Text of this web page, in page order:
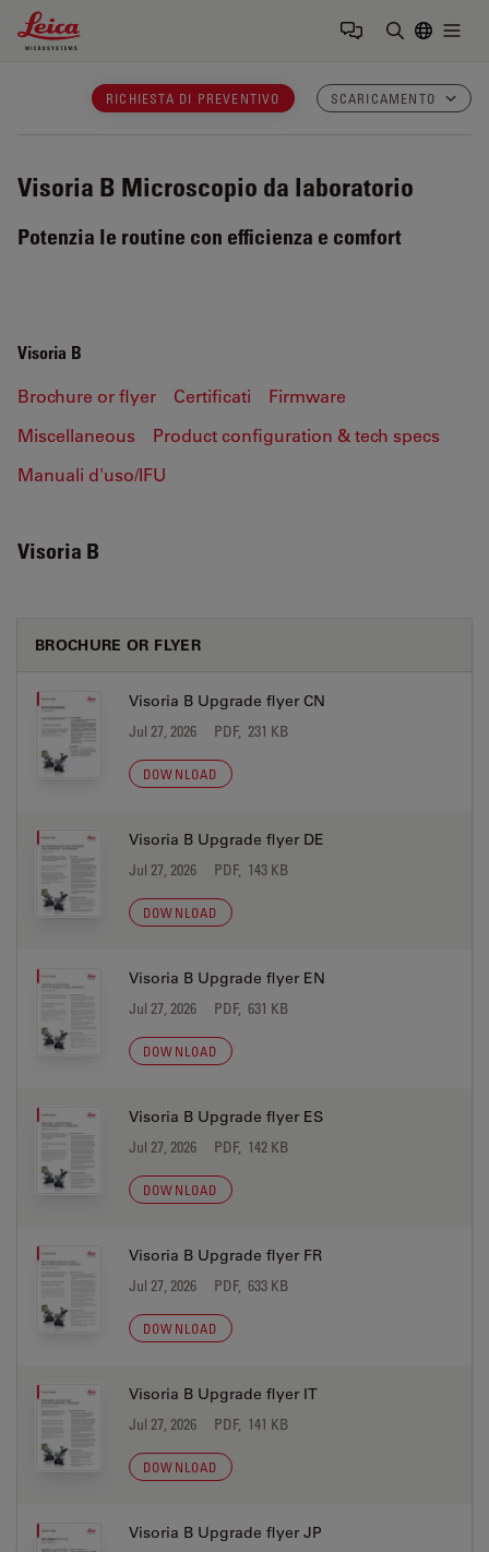
Leica Microsystems Logo
RICHIESTA DI PREVENTIVO SCARICAMENTO
Visoria B Microscopio da laboratorio
Potenzia le routine con efficienza e comfort
Visoria B
Brochure or flyer Certificati
Firmware
Miscellaneous
Product configuration & tech specs
Manuali d'uso/IFU
Visoria B
BROCHURE OR FLYER
Visoria B Upgrade flyer CN
Jul 27, 2026 PDF, 231 KB
DOWNLOAD
Visoria B Upgrade flyer DE
Jul 27, 2026 PDF, 143 KB
DOWNLOAD
Visoria B Upgrade flyer EN
Jul 27, 2026 PDF, 631 KB
DOWNLOAD
Visoria B Upgrade flyer ES
Jul 27, 2026 PDF, 142 KB
DOWNLOAD
Visoria B Upgrade flyer FR
Jul 27, 2026 PDF, 633 KB
DOWNLOAD
Visoria B Upgrade flyer IT
Jul 27, 2026 PDF, 141 KB
DOWNLOAD
Visoria B Upgrade flyer JP